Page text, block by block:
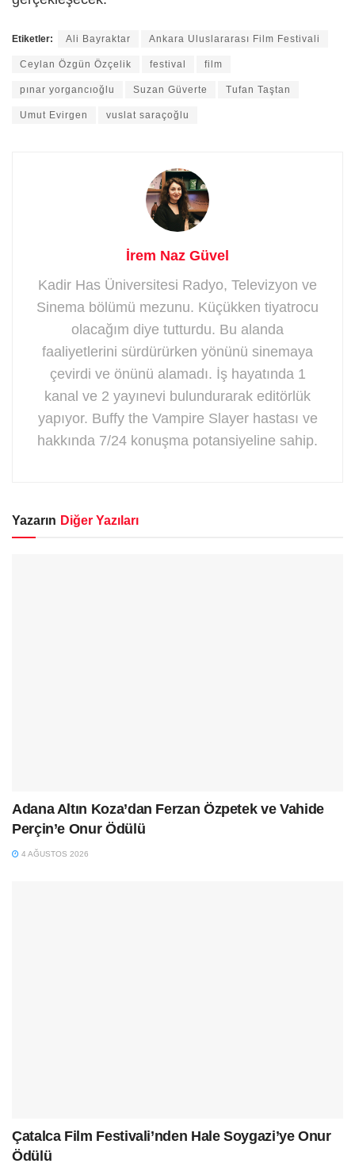
Etiketler: Ali Bayraktar Ankara Uluslararası Film Festivali
Ceylan Özgün Özçelik festival film
pınar yorgancıoğlu Suzan Güverte Tufan Taştan
Umut Evirgen vuslat saraçoğlu
İrem Naz Güvel
Kadir Has Üniversitesi Radyo, Televizyon ve
Sinema bölümü mezunu. Küçükken tiyatrocu
olacağım diye tutturdu. Bu alanda
faaliyetlerini sürdürürken yönünü sinemaya
çevirdi ve önünü alamadı. İş hayatında 1
kanal ve 2 yayınevi bulundurarak editörlük
yapıyor. Buffy the Vampire Slayer hastası ve
hakkında 7/24 konuşma potansiyeline sahip.
Yazarın Diğer Yazıları
Adana Altın Koza’dan Ferzan Özpetek ve Vahide
Perçin’e Onur Ödülü
4 AĞUSTOS 2026
Çatalca Film Festivali’nden Hale Soygazi’ye Onur
Ödülü